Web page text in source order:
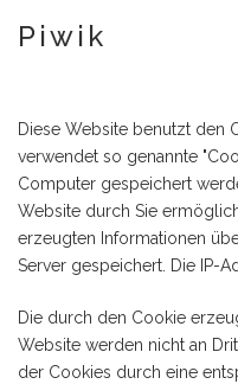
Piwik
Diese Website benutzt den
verwendet so genannte
Computer gespeichert
Website durch Sie
erzeugten Informationen
Server gespeichert. Die IP-
Die durch den Cookie
Website werden nicht an
der Cookies durch eine